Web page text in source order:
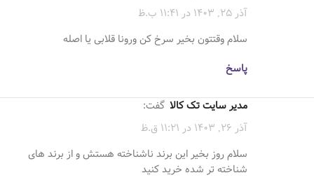
آذر 25, 1403 در 11:41 ب.ظ
سلام وقتتون بخیر سرخ کن ورونا قلابی یا اصله
پاسخ
مدیر سایت تک کالا گفت:
آذر 26, 1403 در 11:21 ق.ظ
سلام روز بخیر این برند ناشناخته هستش و از برند های
شناخته تر شده خرید کنید